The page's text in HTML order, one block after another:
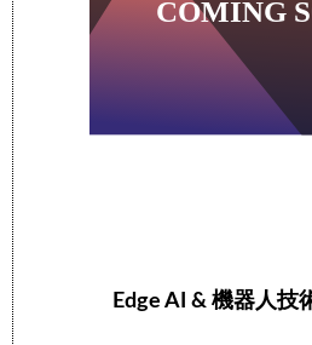
Edge AI & 機器人技